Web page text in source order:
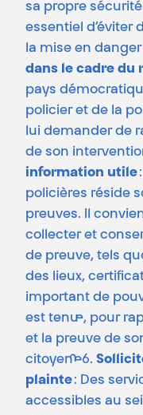
sa propre sécurité
essentiel d’éviter
la mise en
dans le cadre du
pays
policier et de la
lui demander de
de son
information utile
policières réside
preuves. Il
collecter et
de preuve, tels
des lieux,
important de
est tenu·e, pour
et la preuve de
citoyen·ne6.
plainte: Des
accessibles au